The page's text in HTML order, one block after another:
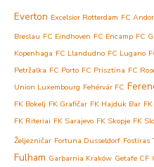
Everton Excelsior Rotterdam FC
Breslau FC Eindhoven FC Encamp FC
Kopenhaga FC Llandudno FC Lugano
Petržalka FC Porto FC Prisztina FC
Union Luxembourg Fehérvár FC
FK Bokelj FK Grafičar FK Hajduk Bar
FK Riteriai FK Sarajevo FK Skopje FK
Željezničar Fortuna Dusseldorf Fostiras
Fulham Garbarnia Kraków Getafe CF